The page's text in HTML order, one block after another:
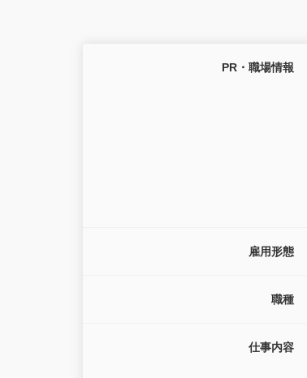
PR・職場情報
雇用形態
職種
仕事内容